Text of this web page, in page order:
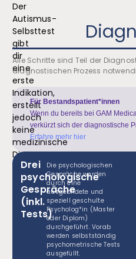
Der
Autismus-
Selbsttest
gibt
dir
eine
erste
Indikation,
erstellt
jedoch
keine
medizinische
Diagnose.
kostenlos
Verschaffe
Klarheit
Alle Schritte sind Teil der
diagnostischen Prozess
Für Bestandspatient*innen
Wenn du bereits bei GAM
verkürzt sich der diagnostische
Erfahre mehr hier
Drei
psychologische
Gespräche
(inkl.
Tests)
Die psychologischen
Gespräche werden
durch eine
ausgebildete und
speziell geschulte
Psycholog*in (Master
oder Diplom)
durchgeführt. Vorab
werden selbstständig
psychometrische Tests
ausgefüllt.